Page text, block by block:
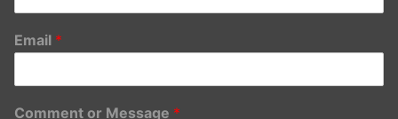
Email *
Comment or Message *